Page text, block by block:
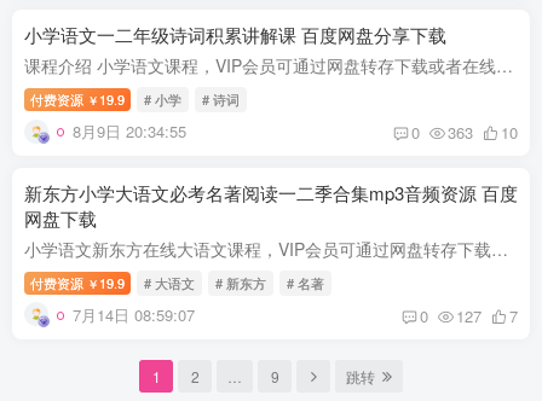
小学语文一二年级诗词积累讲解课 百度网盘分享下载
课程介绍 小学语文课程，VIP会员可通过网盘转存下载或者在线播放。本课程共3.51G，包含MP4文件，此小学语文一二年级诗词积累讲解课课程由58映像学堂网站收集整理。 课程目录： ├──01.《菊花...
付费资源 ￥ 19.9 # 小学 # 诗词
8月9日 20:34:55 0 363 10
新东方小学大语文必考名著阅读一二季合集mp3音频资源 百度
网盘下载
小学语文新东方在线大语文课程，VIP会员可通过网盘转存下载或者在线播放。本课程共748M，包含MP3/PDF文件，此新东方小学大语文必考名著阅读一二季合集课程由58映像学堂收集整理。 课程目录： ├...
付费资源 ￥ 19.9 # 大语文 # 新东方 # 名著
7月14日 08:59:07 0 127 7
1 2 9 跳转